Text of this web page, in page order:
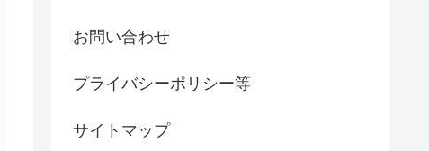
お問い合わせ
プライバシーポリシー等
サイトマップ